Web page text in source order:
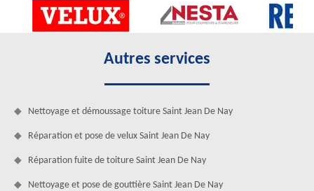
Autres services
Nettoyage et démoussage toiture Saint Jean De Nay
Réparation et pose de velux Saint Jean De Nay
Réparation fuite de toiture Saint Jean De Nay
Nettoyage et pose de gouttière Saint Jean De Nay